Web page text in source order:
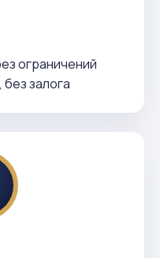
ограничений
залога